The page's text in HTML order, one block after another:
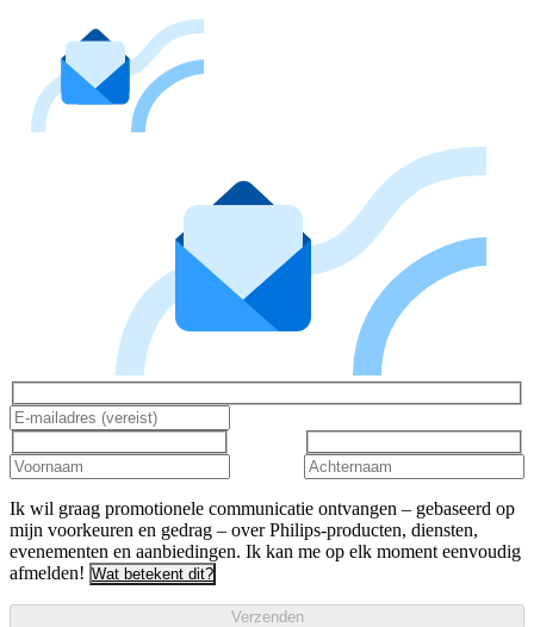
Ik wil graag promotionele communicatie ontvangen – gebaseerd op
mijn voorkeuren en gedrag – over Philips-producten, diensten,
evenementen en aanbiedingen. Ik kan me op elk moment eenvoudig
afmelden! Wat betekent dit?
Verzenden